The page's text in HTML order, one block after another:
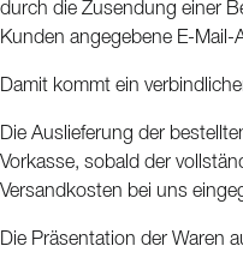
durch die Zusendung einer
Kunden angegebene E-Mail-
Damit kommt ein
Die Auslieferung der
Vorkasse, sobald der
Versandkosten bei uns
Die Präsentation der Waren